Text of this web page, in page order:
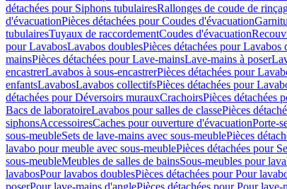
détachées pour Siphons tubulairesRallonges de coude de
d'évacuationPièces détachées pour Coudes d'évacuation
tubulairesTuyaux de raccordementCoudes d'évacuation
pour LavabosLavabos doublesPièces détachées pour Lavabos
mainsPièces détachées pour Lave-mainsLave-mains à poser
encastrerLavabos à sous-encastrerPièces détachées pour
enfantsLavabosLavabos collectifsPièces détachées pour
détachées pour Déversoirs murauxCrachoirsPièces détachées
Bacs de laboratoireLavabos pour salles de classePièces
siphonsAccessoiresCaches pour ouverture d'évacuationPorte-
sous-meubleSets de lave-mains avec sous-meublePièces
lavabo pour meuble avec sous-meublePièces détachées pour
sous-meubleMeubles de salles de bainsSous-meubles pour
lavabosPour lavabos doublesPièces détachées pour Pour
poserPour lave-mains d'anglePièces détachées pour Pour lave-